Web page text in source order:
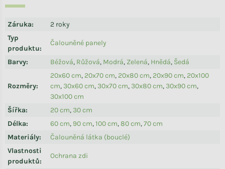
Záruka:
2 roky
Typ
produktu:
Čalouněné panely
Barvy: Béžová, Růžová, Modrá, Zelená, Hnědá, Šedá
Rozměry:
20x60 cm, 20x70 cm, 20x80 cm, 20x90 cm, 20x100
cm, 30x60 cm, 30x70 cm, 30x80 cm, 30x90 cm,
30x100 cm
Šířka: 20 cm, 30 cm
Délka: 60 cm, 90 cm,100 cm,80 cm,70 cm
Materiály:
Čalouněná látka (bouclé)
Vlastnosti
produktů:
Ochrana zdi